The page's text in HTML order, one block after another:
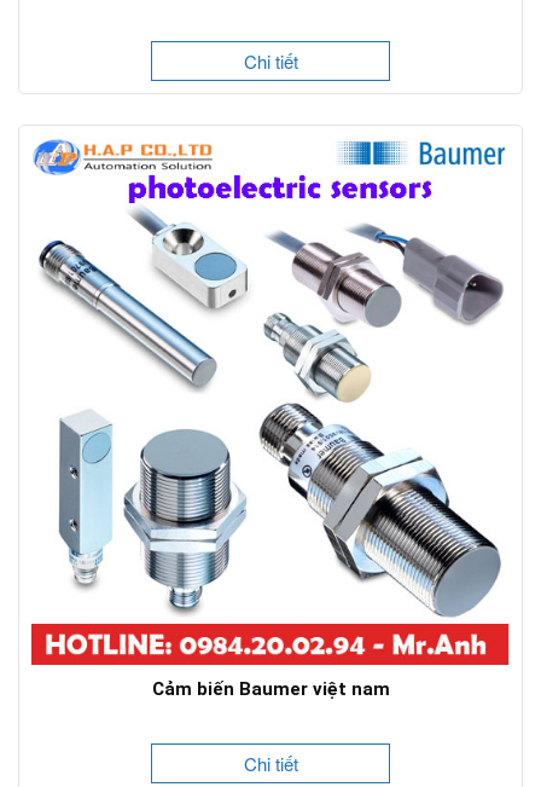
Chi tiết
Cảm biến Baumer việt nam
Chi tiết